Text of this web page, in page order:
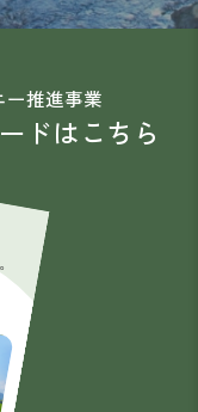
推進事業
ドはこちら